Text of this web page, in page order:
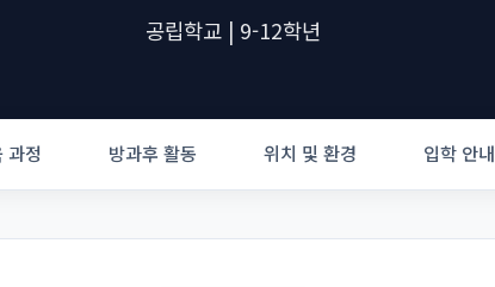
공립학교 | 9-12학년
과정 방과후 활동 위치 및 환경 입학 안내